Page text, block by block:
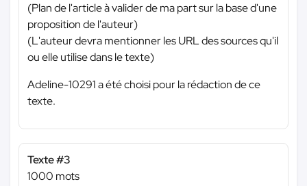
(Plan de l'article à valider de ma part sur la base d'une
proposition de l'auteur)
(L'auteur devra mentionner les URL des sources qu'il
ou elle utilise dans le texte)
Adeline-10291 a été choisi pour la rédaction de ce
texte.
Texte #3
1000 mots